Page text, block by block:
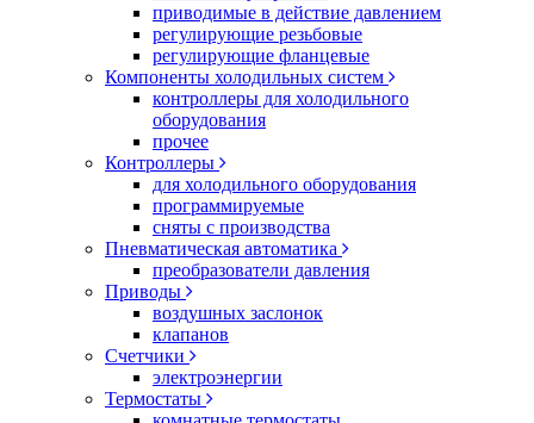
приводимые в действие давлением
регулирующие резьбовые
регулирующие фланцевые
Компоненты холодильных систем
контроллеры для холодильного
оборудования
прочее
Контроллеры
для холодильного оборудования
программируемые
сняты с производства
Пневматическая автоматика
преобразователи давления
Приводы
воздушных заслонок
клапанов
Счетчики
электроэнергии
Термостаты